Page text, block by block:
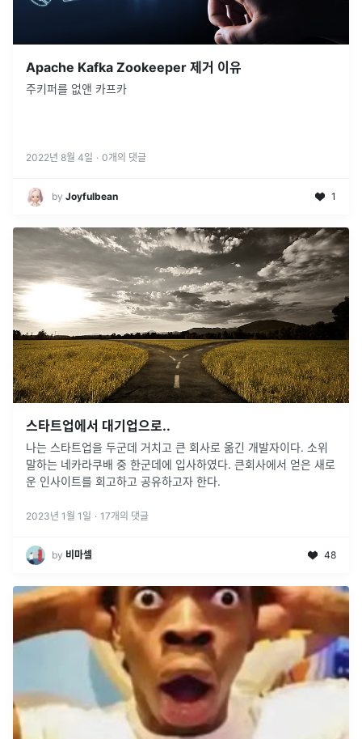
Apache Kafka Zookeeper 제거 이유
주키퍼를 없앤 카프카
2022년 8월 4일 · 0개의 댓글
by Joyfulbean 1
스타트업에서 대기업으로..
나는 스타트업을 두군데 거치고 큰 회사로 옮긴 개발자이다. 소위
말하는 네카라쿠배 중 한군데에 입사하였다. 큰회사에서 얻은 새로
운 인사이트를 회고하고 공유하고자 한다.
2023년 1월 1일 · 17개의 댓글
by 비마셀 48